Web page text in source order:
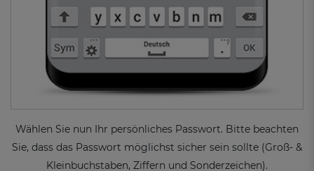
Wählen Sie nun Ihr persönliches Passwort. Bitte beachten
Sie, dass das Passwort möglichst sicher sein sollte (Groß- &
Kleinbuchstaben, Ziffern und Sonderzeichen).